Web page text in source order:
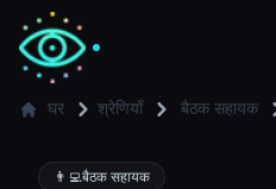
✍️लेखक
घर श्रेणियाँ बैठक सहायक
👨‍💻बैठक सहायक